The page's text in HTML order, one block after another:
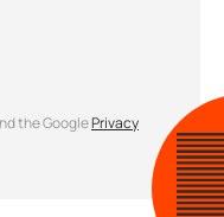
the GooglePrivacy